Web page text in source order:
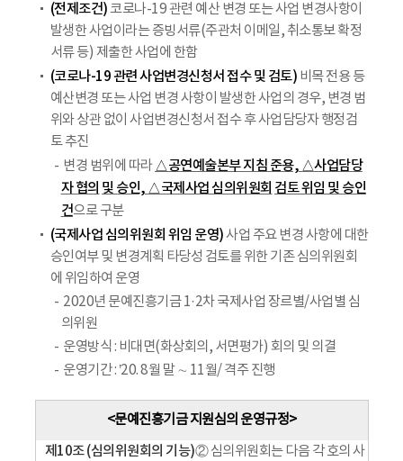
(전제조건)코로나-19 관련 예산 변경 또는 사업 변경사항이
발생한 사업이라는 증빙서류(주관처 이메일, 취소통보 확정
서류 등) 제출한 사업에 한함
(코로나-19 관련 사업변경신청서 접수 및 검토) 비목 전용 등
예산변경 또는 사업 변경 사항이 발생한 사업의 경우, 변경 범
위와 상관 없이 사업변경신청서 접수 후 사업담당자 행정검
토 추진
변경 범위에 따라 △공연예술본부 지침 준용, △사업담당
자 협의 및 승인, △국제사업 심의위원회 검토 위임 및 승인
건으로 구분
(국제사업 심의위원회 위임 운영)사업 주요 변경 사항에 대한
승인여부 및 변경계획 타당성 검토를 위한 기존 심의위원회
에 위임하여 운영
2020년 문예진흥기금 1·2차 국제사업 장르별/사업별 심
의위원
운영방식 : 비대면(화상회의, 서면평가) 회의 및 의결
운영기간 : ’20. 8월 말 ∼ 11월/ 격주 진행
<문예진흥기금 지원심의 운영규정>
제10조 (심의위원회의 기능)② 심의위원회는 다음 각 호의 사